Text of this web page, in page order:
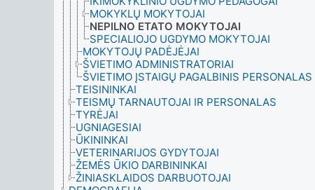
MOKYKLŲ MOKYTOJAI
NEPILNO ETATO MOKYTOJAI
SPECIALIOJO UGDYMO MOKYTOJAI
MOKYTOJŲ PADĖJĖJAI
ŠVIETIMO ADMINISTRATORIAI
ŠVIETIMO ĮSTAIGŲ PAGALBINIS PERSONALAS
TEISININKAI
TEISMŲ TARNAUTOJAI IR PERSONALAS
TYRĖJAI
UGNIAGESIAI
ŪKININKAI
VETERINARIJOS GYDYTOJAI
ŽEMĖS ŪKIO DARBININKAI
ŽINIASKLAIDOS DARBUOTOJAI